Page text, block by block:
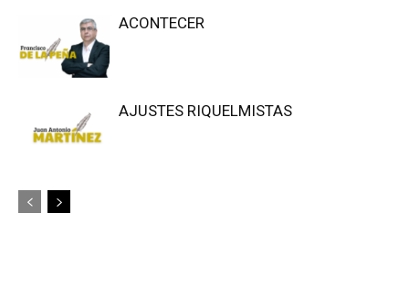
ACONTECER
AJUSTES RIQUELMISTAS